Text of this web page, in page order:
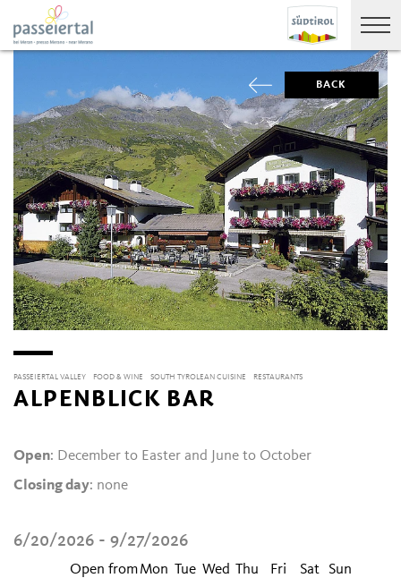
BACK
PASSEIERTAL VALLEY FOOD & WINE SOUTH TYROLEAN CUISINE RESTAURANTS
ALPENBLICK BAR
Open: December to Easter and June to October
Closing day: none
6/20/2026 - 9/27/2026
Open fromMon Tue Wed Thu Fri Sat
Sun